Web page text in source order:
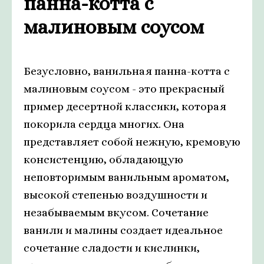
малиновым соусом
Безусловно, ванильная панна-котта с
малиновым соусом - это прекрасный
пример десертной классики, которая
покорила сердца многих. Она
представляет собой нежную, кремовую
консистенцию, обладающую
неповторимым ванильным ароматом,
высокой степенью воздушности и
незабываемым вкусом. Сочетание
ванили и малины создает идеальное
сочетание сладости и кислинки,